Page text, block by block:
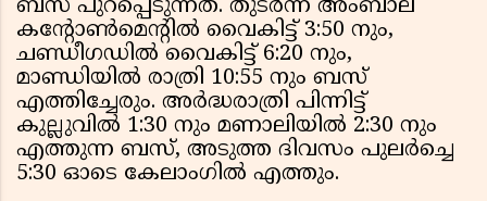
ബസ് പുറപ്പെടുന്നത്. തുടർന്ന് അംബാല
കന്റോൺമെന്റിൽ വൈകിട്ട് 3:50 നും,
ചണ്ഡീഗഡിൽ വൈകിട്ട് 6:20 നും,
മാണ്ഡിയിൽ രാത്രി 10:55 നും ബസ്
എത്തിച്ചേരും. അർദ്ധരാത്രി പിന്നിട്ട്
കുല്ലുവിൽ 1:30 നും മണാലിയിൽ 2:30 നും
എത്തുന്ന ബസ്, അടുത്ത ദിവസം പുലർച്ചെ
5:30 ഓടെ കേലാംഗിൽ എത്തും.